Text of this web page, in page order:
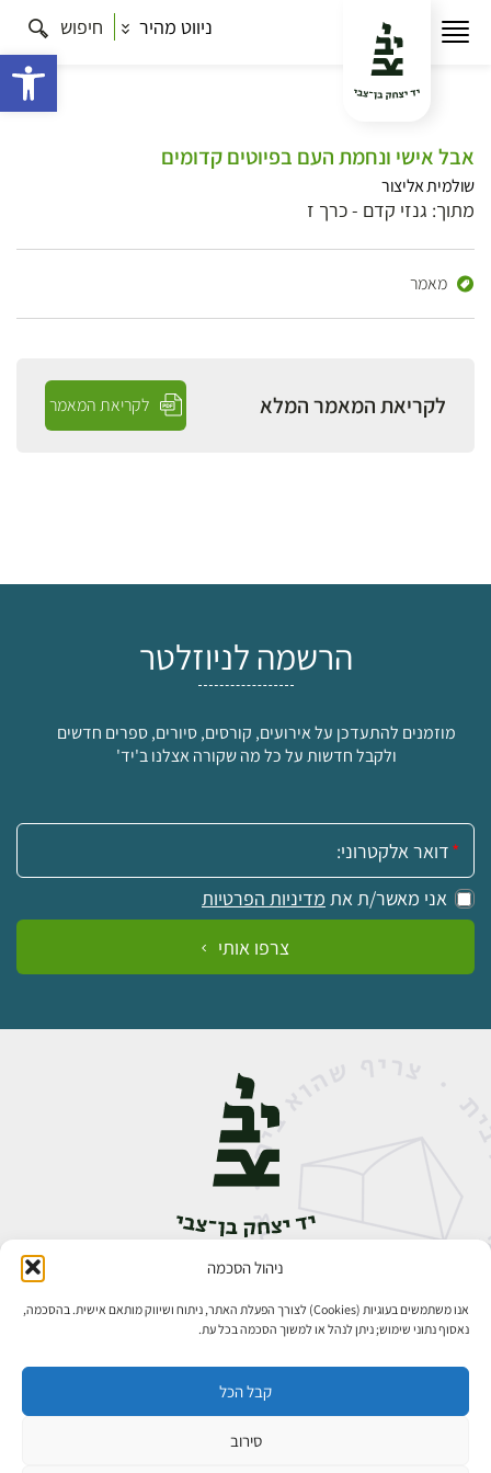
ניהול הסכמה
אנו משתמשים בעוגיות (Cookies) לצורך הפעלת האתר, ניתוח ושיווק מותאם אישית. בהסכמה,
נאסוף נתוני שימוש; ניתן לנהל או למשוך הסכמה בכל עת.
קבל הכל
סירוב
ניווט מהיר חיפוש
אבל אישי ונחמת העם בפיוטים קדומים
שולמית אליצור
מתוך: גנזי קדם - כרך ז
מאמר
לקריאת המאמר המלא לקריאת המאמר
הרשמה לניוזלטר
מוזמנים להתעדכן על אירועים, קורסים, סיורים, ספרים חדשים
ולקבל חדשות על כל מה שקורה אצלנו ב'יד'
אימייל:
אני מאשר/ת את מדיניות הפרטיות
צרפו אותי
אבן גבירול 14, רחביה, ירושלים